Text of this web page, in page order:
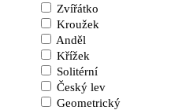
Zvířátko
Kroužek
Anděl
Křížek
Solitérní
Český lev
Geometrický